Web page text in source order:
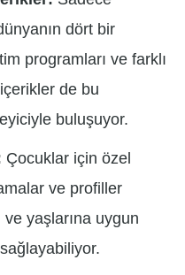
dört bir
programları ve farklı
de bu
buluşuyor.
Çocuklar için özel
ve profiller
yaşlarına uygun